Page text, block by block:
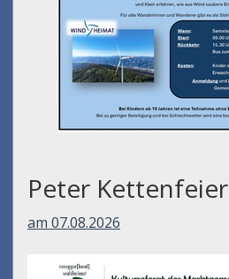
Peter Kettenfeier
am 07.08.2026